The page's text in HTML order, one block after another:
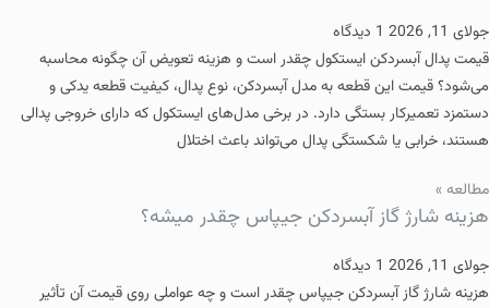
جولای 11, 2026
1 دیدگاه
قیمت پدال آبسردکن ایستکول چقدر است و هزینه تعویض آن چگونه محاسبه
می‌شود؟ قیمت این قطعه به مدل آبسردکن، نوع پدال، کیفیت قطعه یدکی و
دستمزد تعمیرکار بستگی دارد. در برخی مدل‌های ایستکول که دارای خروجی پدالی
هستند، خرابی یا شکستگی پدال می‌تواند باعث اختلال
مطالعه »
هزینه شارژ گاز آبسردکن جیپاس چقدر میشه؟
جولای 11, 2026
1 دیدگاه
هزینه شارژ گاز آبسردکن جیپاس چقدر است و چه عواملی روی قیمت آن تأثیر